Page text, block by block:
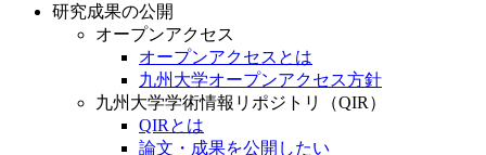
研究成果の公開
オープンアクセス
オープンアクセスとは
九州大学オープンアクセス方針
九州大学学術情報リポジトリ（QIR）
QIRとは
論文・成果を公開したい